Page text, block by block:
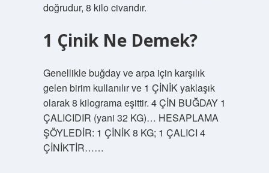
doğrudur, 8 kilo civarıdır.
1 Çinik Ne Demek?
Genellikle buğday ve arpa için karşılık
gelen birim kullanılır ve 1 ÇİNİK yaklaşık
olarak 8 kilograma eşittir. 4 ÇİN BUĞDAY 1
ÇALICIDIR (yani 32 KG)… HESAPLAMA
ŞÖYLEDİR: 1 ÇİNİK 8 KG; 1 ÇALICI 4
ÇİNİKTİR……